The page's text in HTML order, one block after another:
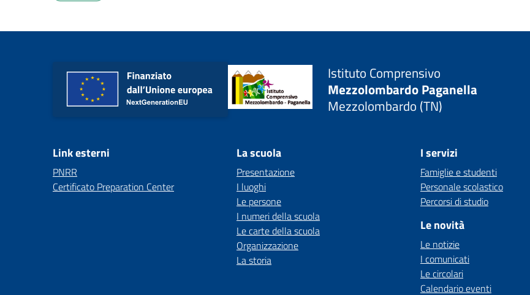
Istituto Comprensivo
Mezzolombardo Paganella
Mezzolombardo (TN)
Link esterni
PNRR
Certificato Preparation Center
La scuola
Presentazione
I luoghi
Le persone
I numeri della scuola
Le carte della scuola
Organizzazione
La storia
I servizi
Famiglie e studenti
Personale scolastico
Percorsi di studio
Le novità
Le notizie
I comunicati
Le circolari
Calendario eventi